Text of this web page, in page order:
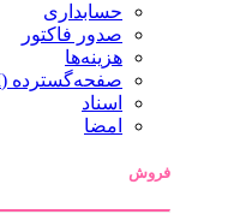
حسابداری
صدور فاکتور
هزینه‌ها
صفحه‌گسترده (BI)
اسناد
امضا
فروش